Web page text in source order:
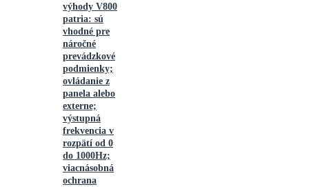
výhody V800
patria: sú
vhodné pre
náročné
prevádzkové
podmienky;
ovládanie z
panela alebo
externe;
výstupná
frekvencia v
rozpätí od 0
do 1000Hz;
viacnásobná
ochrana